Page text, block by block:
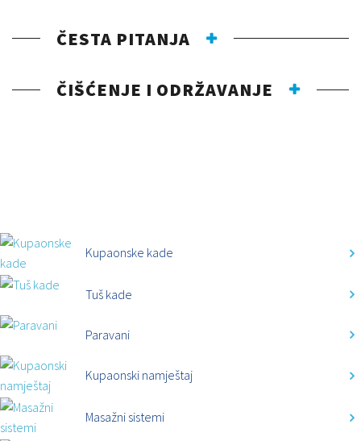
ČESTA PITANJA
ČIŠĆENJE I ODRŽAVANJE
Kupaonske kade
Tuš kade
Paravani
Kupaonski namještaj
Masažni sistemi